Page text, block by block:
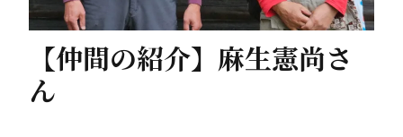
【仲間の紹介】麻生憲尚さ
ん